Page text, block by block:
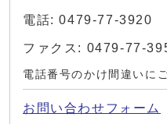
電話: 0479-77-3920
ファクス: 0479-77-
電話番号のかけ間違いに
お問い合わせフォーム